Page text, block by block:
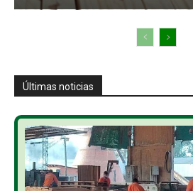
Últimas noticias